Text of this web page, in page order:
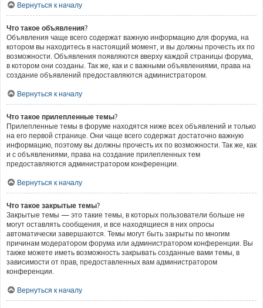
Вернуться к началу
Что такое объявления?
Объявления чаще всего содержат важную информацию для форума, на
котором вы находитесь в настоящий момент, и вы должны прочесть их по
возможности. Объявления появляются вверху каждой страницы форума,
в котором они созданы. Так же, как и с важными объявлениями, права на
создание объявлений предоставляются администратором.
Вернуться к началу
Что такое прилепленные темы?
Прилепленные темы в форуме находятся ниже всех объявлений и только
на его первой странице. Они чаще всего содержат достаточно важную
информацию, поэтому вы должны прочесть их по возможности. Так же, как
и с объявлениями, права на создание прилепленных тем
предоставляются администратором конференции.
Вернуться к началу
Что такое закрытые темы?
Закрытые темы — это такие темы, в которых пользователи больше не
могут оставлять сообщения, и все находящиеся в них опросы
автоматически завершаются. Темы могут быть закрыты по многим
причинам модератором форума или администратором конференции. Вы
также можете иметь возможность закрывать созданные вами темы, в
зависимости от прав, предоставленных вам администратором
конференции.
Вернуться к началу